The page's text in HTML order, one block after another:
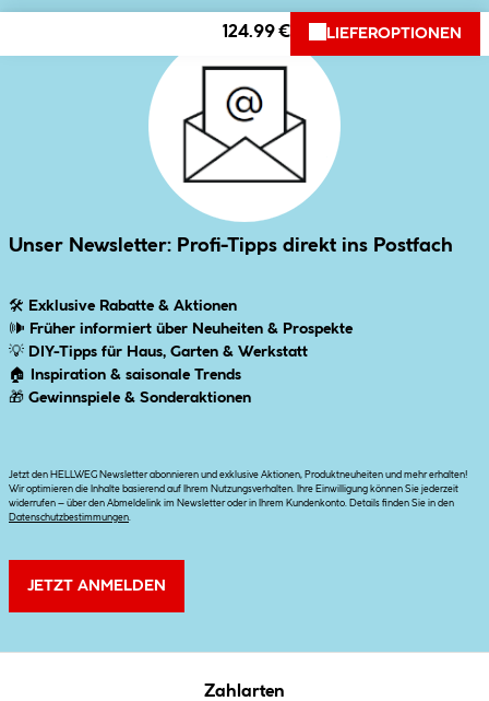
124.99 € LIEFEROPTIONEN
Unser Newsletter: Profi-Tipps direkt ins Postfach
🛠 Exklusive Rabatte & Aktionen
🕪 Früher informiert über Neuheiten & Prospekte
💡 DIY-Tipps für Haus, Garten & Werkstatt
🏠
Inspiration & saisonale Trends
🎁 Gewinnspiele & Sonderaktionen
Jetzt den HELLWEG Newsletter abonnieren und exklusive Aktionen, Produktneuheiten und mehr erhalten!
Wir optimieren die Inhalte basierend auf Ihrem Nutzungsverhalten. Ihre Einwilligung können Sie jederzeit
widerrufen – über den Abmeldelink im Newsletter oder in Ihrem Kundenkonto. Details finden Sie in den
Datenschutzbestimmungen
JETZT ANMELDEN
Zahlarten